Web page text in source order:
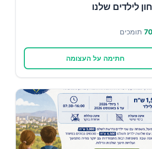
לילדים שלנו
תומכים
חתימה על העצומה